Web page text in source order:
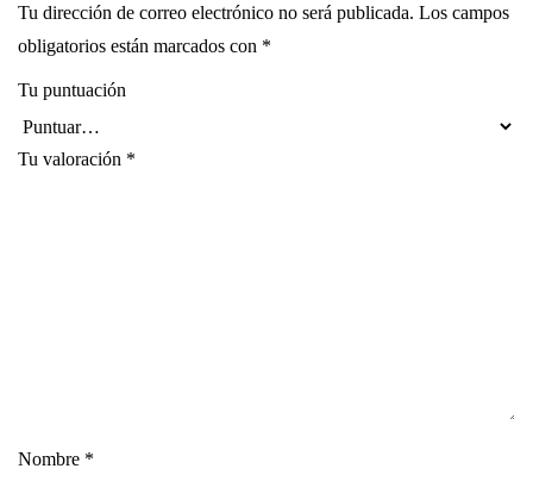
Tu dirección de correo electrónico no será publicada. Los campos
obligatorios están marcados con *
Tu puntuación
Tu valoración *
Nombre *